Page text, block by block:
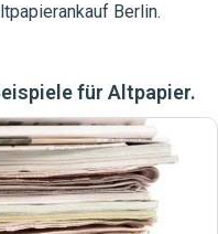
Berlin.
für Altpapier.